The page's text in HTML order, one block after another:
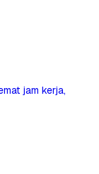
jam kerja,